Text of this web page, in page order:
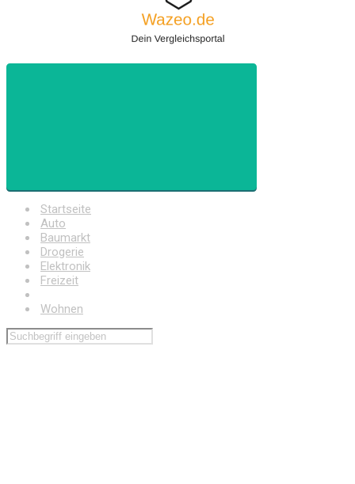
Startseite
Auto
Baumarkt
Drogerie
Elektronik
Freizeit
Wohnen